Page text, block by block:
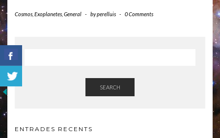
Cosmos Exoplanetes General - byperelluis - 0 Comments
SEARCH
ENTRADES RECENTS